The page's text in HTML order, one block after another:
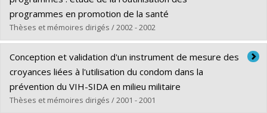
Diplôme obtenu :M. Sc.
Lien vers le document dans Papyrus
programmes en promotion de la santé
Thèses et mémoires dirigés / 2002 - 2002
Diplômé(e) :Pluye, Pierre
Cycle :Doctorat
Diplôme obtenu :Ph. D.
Lien vers le document dans Papyrus
Conception et validation d'un instrument de mesure des
croyances liées à l'utilisation du condom dans la
prévention du VIH-SIDA en milieu militaire
Thèses et mémoires dirigés / 2001 - 2001